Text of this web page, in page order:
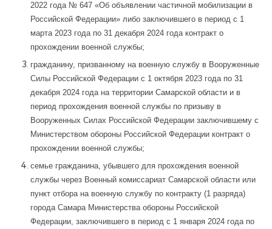
2022 года № 647 «Об объявлении частичной мобилизации в
Российской Федерации» либо заключившего в период с 1
марта 2023 года по 31 декабря 2024 года контракт о
прохождении военной службы;
гражданину, призванному на военную службу в Вооруженные
Силы Российской Федерации с 1 октября 2023 года по 31
декабря 2024 года на территории Самарской области и в
период прохождения военной службы по призыву в
Вооруженных Силах Российской Федерации заключившему с
Министерством обороны Российской Федерации контракт о
прохождении военной службы;
семье гражданина, убывшего для прохождения военной
службы через Военный комиссариат Самарской области или
пункт отбора на военную службу по контракту (1 разряда)
города Самара Министерства обороны Российской
Федерации, заключившего в период с 1 января 2024 года по